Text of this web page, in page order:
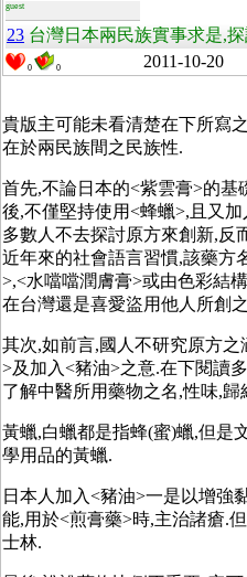
guest
23 台灣日本兩民族實事求是,
0 0 2011-10-20
貴版主可能未看清楚在下所寫
在於兩民族間之民族性.
首先,不論日本的<紫雲膏>的
後,不僅堅持使用<蜂蠟>,且又
多數人不去探討原方來創新,反
近年來的社會語言習慣,該藥方
>,<水噹噹潤膚膏>或由色彩結
在台灣還是喜愛盜用他人所創
其次,如前言,國人不研究原方
>及加入<豬油>之意.在下閱讀
了解中醫所用藥物之名,性味,歸
黃蠟,白蠟都是指蜂(蜜)蠟,但是
學用品的黃蠟.
日本人加入<豬油>一是以增強
能,用於<煎膏藥>時,主治諸瘡.
士林.